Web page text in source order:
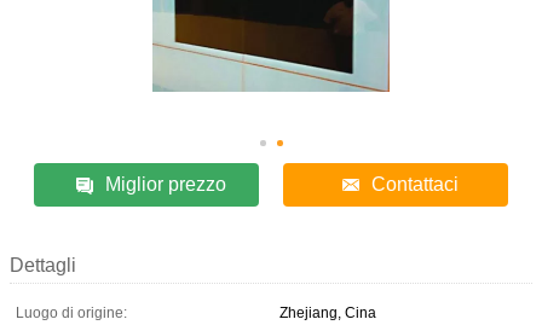
Miglior prezzo Contattaci
Dettagli
Luogo di origine:
Zhejiang, Cina